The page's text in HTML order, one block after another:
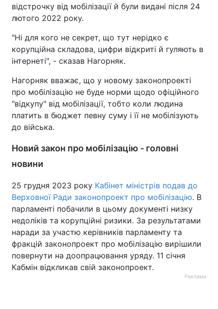
відстрочку від мобілізації й були видані після 24
лютого 2022 року.
"Ні для кого не секрет, що тут нерідко є
корупційна складова, цифри відкриті й гуляють в
інтернеті", - сказав Нагорняк.
Нагорняк вважає, що у новому законопроекті
про мобілізацію не буде норми щодо офіційного
"відкупу" від мобілізації, тобто коли людина
платить в бюджет певну суму і її не мобілізують
до війська.
Новий закон про мобілізацію - головні
новини
25 грудня 2023 року Кабінет міністрів подав до
Верховної Ради законопроект про мобілізацію. В
парламенті побачили в цьому документі низку
недоліків та корупційні ризики. За результатами
наради за участю керівників парламенту та
фракцій законопроект про мобілізацію вирішили
повернути на доопрацювання уряду. 11 січня
Кабмін відкликав свій законопроект.
Реклама